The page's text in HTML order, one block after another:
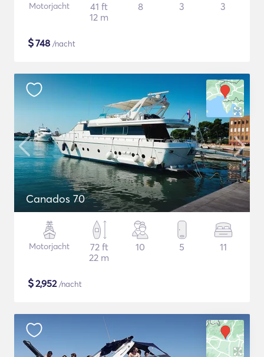
Motorjacht
41 ft
12 m
8 3 3
$748 /nacht
Canados 70
Motorjacht
72 ft
22 m
10 5 11
$2,952/nacht